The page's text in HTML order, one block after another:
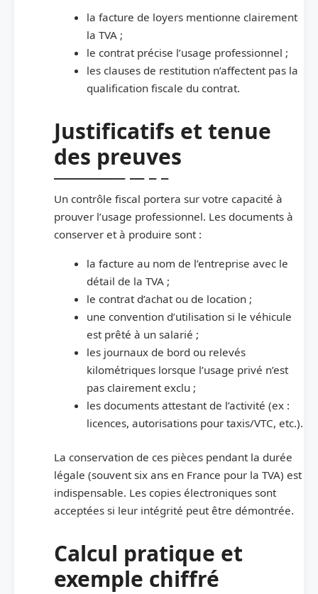
la facture de loyers mentionne clairement
la TVA ;
le contrat précise l’usage professionnel ;
les clauses de restitution n’affectent pas la
qualification fiscale du contrat.
Justificatifs et tenue
des preuves
Un contrôle fiscal portera sur votre capacité à
prouver l’usage professionnel. Les documents à
conserver et à produire sont :
la facture au nom de l’entreprise avec le
détail de la TVA ;
le contrat d’achat ou de location ;
une convention d’utilisation si le véhicule
est prêté à un salarié ;
les journaux de bord ou relevés
kilométriques lorsque l’usage privé n’est
pas clairement exclu ;
les documents attestant de l’activité (ex :
licences, autorisations pour taxis/VTC, etc.).
La conservation de ces pièces pendant la durée
légale (souvent six ans en France pour la TVA) est
indispensable. Les copies électroniques sont
acceptées si leur intégrité peut être démontrée.
Calcul pratique et
exemple chiffré